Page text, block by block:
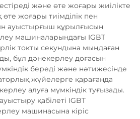
және өте жоғары жиілікте
өте жоғары тиімділік пен
ауыстырғыш құрылғысын
машиналарындағы IGBT
токты секундына мыңдаған
бұл дәнекерлеу доғасын
береді және нәтижесінде
жүйелерге қарағанда
алуға мүмкіндік туғызады.
қабілеті IGBT
машинасына кіріс